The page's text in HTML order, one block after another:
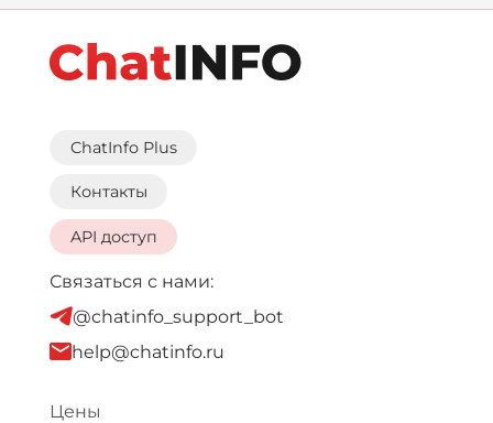
ChatInfo Plus
Контакты
API доступ
Связаться с нами:
@chatinfo_support_bot
help@chatinfo.ru
Цены